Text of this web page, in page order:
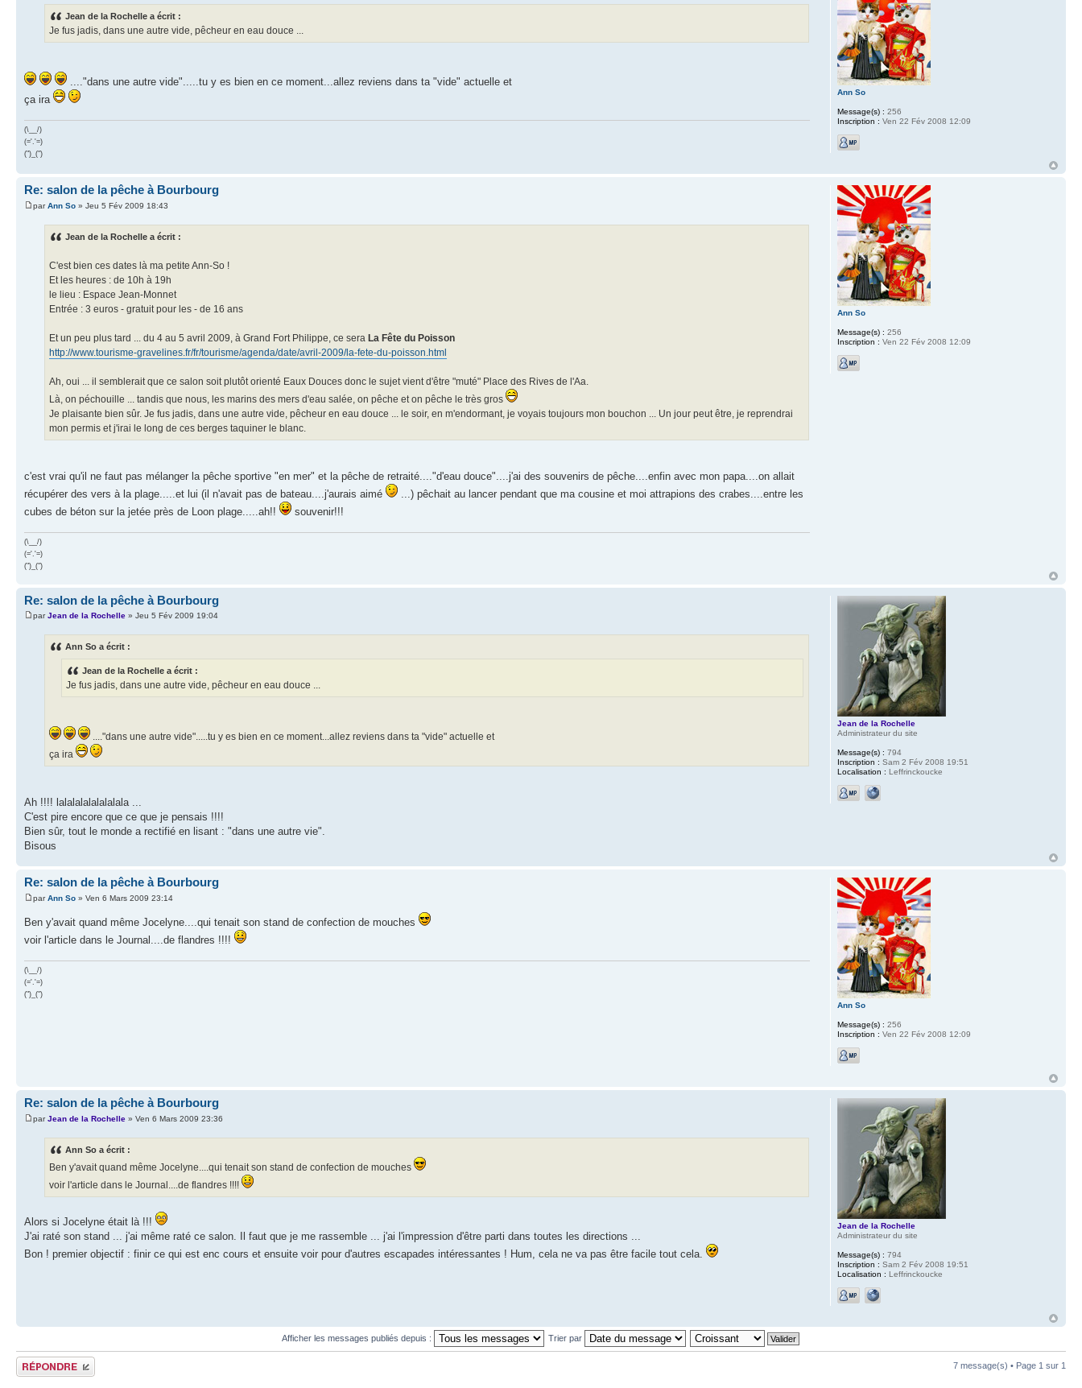
Jean de la Rochelle a écrit :
Je fus jadis, dans une autre vide, pêcheur en eau douce ...
...."dans une autre vide".....tu y es bien en ce moment...allez reviens dans ta "vide" actuelle et
ça ira
(\__/)
(='.'=)
(")_(")
Ann So
Message(s) : 256
Inscription : Ven 22 Fév 2008 12:09
Re: salon de la pêche à Bourbourg
parAnn So » Jeu 5 Fév 2009 18:43
Jean de la Rochelle a écrit :
C'est bien ces dates là ma petite Ann-So !
Et les heures : de 10h à 19h
le lieu : Espace Jean-Monnet
Entrée : 3 euros - gratuit pour les - de 16 ans
Et un peu plus tard ... du 4 au 5 avril 2009, à Grand Fort Philippe, ce sera La Fête du Poisson
http://www.tourisme-gravelines.fr/fr/tourisme/agenda/date/avril-2009/la-fete-du-poisson.html
Ah, oui ... il semblerait que ce salon soit plutôt orienté Eaux Douces donc le sujet vient d'être "muté" Place des Rives de l'Aa.
Là, on péchouille ... tandis que nous, les marins des mers d'eau salée, on pêche et on pêche le très gros
Je plaisante bien sûr. Je fus jadis, dans une autre vide, pêcheur en eau douce ... le soir, en m'endormant, je voyais toujours mon bouchon ... Un jour peut être, je reprendrai
mon permis et j'irai le long de ces berges taquiner le blanc.
c'est vrai qu'il ne faut pas mélanger la pêche sportive "en mer" et la pêche de retraité...."d'eau douce"....j'ai des souvenirs de pêche....enfin avec mon papa....on allait
récupérer des vers à la plage.....et lui (il n'avait pas de bateau....j'aurais aimé
...) pêchait au lancer pendant que ma cousine et moi attrapions des crabes....entre les
cubes de béton sur la jetée près de Loon plage.....ah!!
souvenir!!!
(\__/)
(='.'=)
(")_(")
Ann So
Message(s) : 256
Inscription : Ven 22 Fév 2008 12:09
Re: salon de la pêche à Bourbourg
parJean de la Rochelle » Jeu 5 Fév 2009 19:04
Ann So a écrit :
Jean de la Rochelle a écrit :
Je fus jadis, dans une autre vide, pêcheur en eau douce ...
...."dans une autre vide".....tu y es bien en ce moment...allez reviens dans ta "vide" actuelle et
ça ira
Ah !!!! lalalalalalalalala ...
C'est pire encore que ce que je pensais !!!!
Bien sûr, tout le monde a rectifié en lisant : "dans une autre vie".
Bisous
Jean de la Rochelle
Administrateur du site
Message(s) : 794
Inscription : Sam 2 Fév 2008 19:51
Localisation : Leffrinckoucke
Re: salon de la pêche à Bourbourg
parAnn So » Ven 6 Mars 2009 23:14
Ben y'avait quand même Jocelyne....qui tenait son stand de confection de mouches
voir l'article dans le Journal....de flandres !!!!
(\__/)
(='.'=)
(")_(")
Ann So
Message(s) : 256
Inscription : Ven 22 Fév 2008 12:09
Re: salon de la pêche à Bourbourg
parJean de la Rochelle » Ven 6 Mars 2009 23:36
Ann So a écrit :
Ben y'avait quand même Jocelyne....qui tenait son stand de confection de mouches
voir l'article dans le Journal....de flandres !!!!
Alors si Jocelyne était là !!!
J'ai raté son stand ... j'ai même raté ce salon. Il faut que je me rassemble ... j'ai l'impression d'être parti dans toutes les directions ...
Bon ! premier objectif : finir ce qui est enc cours et ensuite voir pour d'autres escapades intéressantes ! Hum, cela ne va pas être facile tout cela.
Jean de la Rochelle
Administrateur du site
Message(s) : 794
Inscription : Sam 2 Fév 2008 19:51
Localisation : Leffrinckoucke
Afficher les messages publiés depuis : Trier par
Publier une réponse 7 message(s) • Page 1 sur 1